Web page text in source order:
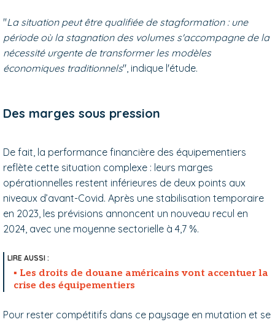
"La situation peut être qualifiée de stagformation : une
période où la stagnation des volumes s'accompagne de la
nécessité urgente de transformer les modèles
économiques traditionnels", indique l'étude.
Des marges sous pression
De fait, la performance financière des équipementiers
reflète cette situation complexe : leurs marges
opérationnelles restent inférieures de deux points aux
niveaux d’avant-Covid. Après une stabilisation temporaire
en 2023, les prévisions annoncent un nouveau recul en
2024, avec une moyenne sectorielle à 4,7 %.
Les droits de douane américains vont accentuer la
crise des équipementiers
Pour rester compétitifs dans ce paysage en mutation et se